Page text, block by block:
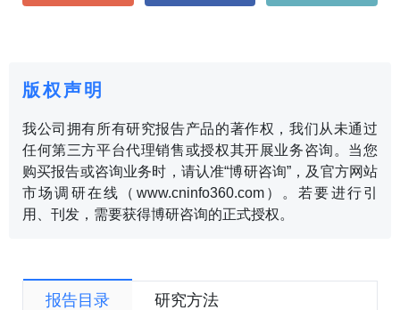
版权声明
我公司拥有所有研究报告产品的著作权，我们从未通过
任何第三方平台代理销售或授权其开展业务咨询。当您
购买报告或咨询业务时，请认准“博研咨询”，及官方网站
市场调研在线（www.cninfo360.com）。若要进行引
用、刊发，需要获得博研咨询的正式授权。
报告目录 研究方法